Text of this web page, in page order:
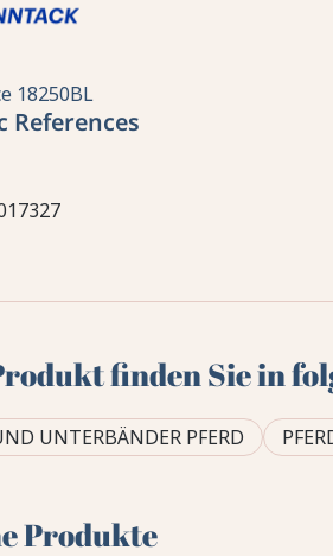
18250BL
References
finden Sie in
UNTERBÄNDER PFERD
Produkte